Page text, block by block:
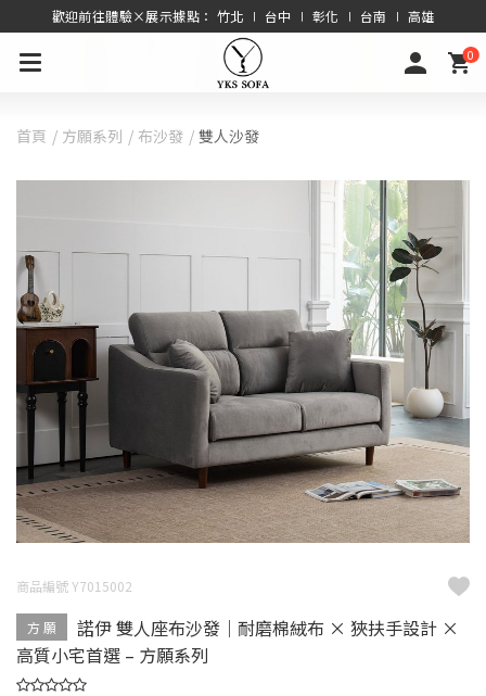
歡迎前往體驗×展示據點： 竹北 ∣ 台中 ∣ 彰化 ∣ 台南 ∣ 高雄
0
首頁 方願系列 布沙發 雙人沙發
商品編號 Y7015002
方 願
諾伊 雙人座布沙發｜耐磨棉絨布 × 狹扶手設計 ×
高質小宅首選 – 方願系列